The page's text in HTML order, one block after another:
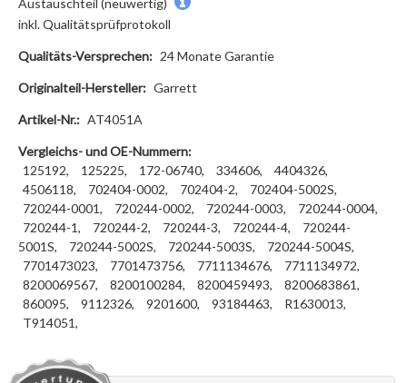
inkl. Qualitätsprüfprotokoll
Qualitäts-Versprechen: 24 Monate Garantie
Originalteil-Hersteller: Garrett
Artikel-Nr.: AT4051A
Vergleichs- und OE-Nummern:
125192,
125225, 172-06740, 334606,
4404326,
4506118,
702404-0002, 702404-2,
702404-5002S,
720244-0001,
720244-0002, 720244-0003,
720244-0004,
720244-1,
720244-2, 720244-3, 720244-4,
720244-
5001S,
720244-5002S, 720244-5003S,
720244-5004S,
7701473023,
7701473756, 7711134676,
7711134972,
8200069567,
8200100284, 8200459493,
8200683861,
860095,
9112326, 9201600, 93184463,
R1630013,
T914051,